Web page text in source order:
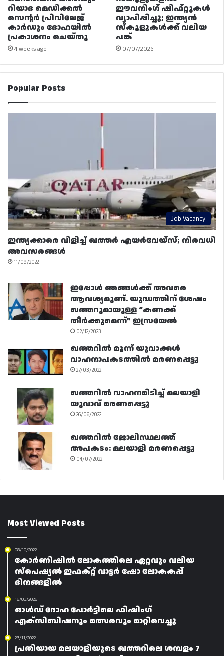
റിയാദ മെഡിക്കൽ
സെന്റർ പ്രിവിലേജ്
കാർഡും ദോഹയിൽ
പ്രകാശനം ചെയ്തു
4 weeks ago
ഈവനിംഗ് ഷിഫ്റ്റുകൾ
വ്യാപിപ്പിച്ചു; ഇന്ത്യൻ
സ്കൂളുകൾക്ക് വലിയ
പങ്ക്
07/07/2026
Popular Posts
Job Vacancy
ഇന്ത്യക്കാരെ വിളിച്ച് ഖത്തർ എയർവേയ്‌സ്; നിരവധി
അവസരങ്ങൾ
11/09/2022
ഇപ്പോൾ ഞങ്ങൾക്ക് അവരെ
ആവശ്യമുണ്ട്. യുദ്ധത്തിന് ശേഷം
ഖത്തറുമായുള്ള “കണക്ക്
തീർക്കുമെന്ന്” ഇസ്രയേൽ
02/12/2023
ഖത്തറിൽ മൂന്ന് യുവാക്കൾ
വാഹനാപകടത്തിൽ മരണപ്പെട്ടു
27/03/2022
ഖത്തറിൽ വാഹനമിടിച്ച് മലയാളി
യുവാവ് മരണപ്പെട്ടു
26/06/2022
ഖത്തറിൽ ജോലിസ്ഥലത്ത്
അപകടം: മലയാളി മരണപ്പെട്ടു
04/07/2022
Most Viewed Posts
08/10/2022
കോർണിഷിൽ ലോകത്തിലെ ഏറ്റവും വലിയ
സ്പെഷ്യൽ ഇഫക്റ്റ് വാട്ടർ ഷോ ലോകകപ്പ്
ദിനങ്ങളിൽ
16/03/2026
ഓൾഡ് ദോഹ പോർട്ടിലെ ഫിഷിംഗ്
എക്സിബിഷനും മത്സരവും മാറ്റിവെച്ചു
23/11/2022
പ്രതിയായ മലയാളിയുടെ ഖത്തറിലെ ശമ്പളം 7